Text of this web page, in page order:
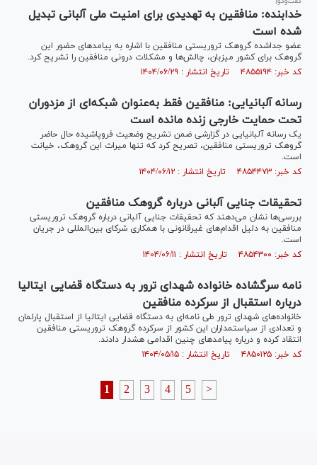
خدابنده: منافقین به تهدیدی برای امنیت ملی آلبانی تبدیل
شده است
عضو جداشده گروهک تروریستی منافقین با اشاره به پیامدهای حضور این
گروهک برای کشور میزبان، چالش‌ها و مشکلات درونی منافقین را تشریح کرد.
کد خبر: ۴۸۵۵۱۹۴ تاریخ انتشار : ۱۴۰۴/۰۶/۲۹
رسانه آلبانیایی: منافقین فقط به‌عنوان شبکه‌ای از مزدوران
تحت حمایت خارجی زنده مانده است
یک رسانه آلبانیایی در گزارشی ضمن تشریح وضعیت فروپاشیده حال حاضر
گروهک تروریستی منافقین، تصریح کرد که تنها میراث این گروهک، خیانت
است.
کد خبر: ۴۸۵۴۴۷۳ تاریخ انتشار : ۱۴۰۴/۰۶/۱۲
تحقیقات جنایی آلبانی درباره گروهک منافقین
بررسی‌ها نشان می‌دهند که تحقیقات جنایی آلبانی درباره گروهک تروریستی
منافقین به دلیل اقدام‌های غیرقانونی با همکاری شرکای بین‌المللی در جریان
است.
کد خبر: ۴۸۵۴۳۰۰ تاریخ انتشار : ۱۴۰۴/۰۶/۱۱
نامه سرگشاده خانواده شهدای ترور به دستگاه قضایی ایتالیا
درباره استقبال از سرکرده منافقین
خانواده‌های شهدای ترور طی نامه‌ای به دستگاه قضایی ایتالیا از استقبال پارلمان
و تعدادی از سیاستمداران این کشور از سرکرده گروهک تروریستی منافقین
انتقاد کرده و درباره پیامد‌های چنین اقدامی هشدار دادند.
کد خبر: ۴۸۵۰۱۲۵ تاریخ انتشار : ۱۴۰۴/۰۵/۱۵
1 2 3 4 5 >